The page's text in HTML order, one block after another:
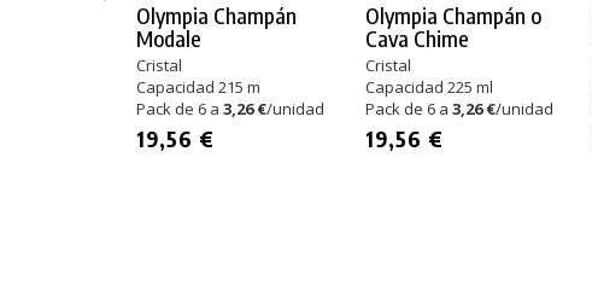
Olympia Champán
Modale
Cristal
Capacidad 215 m
Pack de 6 a 3,26 €/unidad
19,56 €
Olympia Champán o
Cava Chime
Cristal
Capacidad 225 ml
Pack de 6 a 3,26 €/unidad
19,56 €